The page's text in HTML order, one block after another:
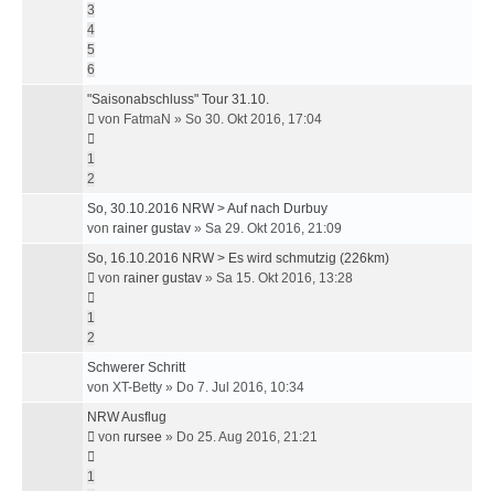
3
4
5
6
"Saisonabschluss" Tour 31.10.
von FatmaN » So 30. Okt 2016, 17:04
1
2
So, 30.10.2016 NRW > Auf nach Durbuy
von rainer gustav » Sa 29. Okt 2016, 21:09
So, 16.10.2016 NRW > Es wird schmutzig (226km)
von rainer gustav » Sa 15. Okt 2016, 13:28
1
2
Schwerer Schritt
von XT-Betty » Do 7. Jul 2016, 10:34
NRW Ausflug
von rursee » Do 25. Aug 2016, 21:21
1